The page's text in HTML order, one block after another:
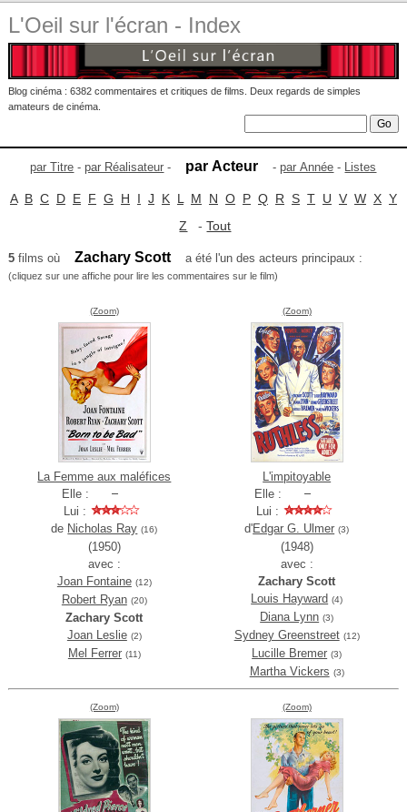
L'Oeil sur l'écran - Index
Blog cinéma : 6382 commentaires et critiques de films. Deux regards de simples
amateurs de cinéma.
par Titre -par Réalisateur - par Acteur -par Année - Listes
A B C D E F G H I J K L M N O P Q R S T U V W X Y
Z -Tout
5films où Zachary Scott a été l'un des acteurs principaux :
(cliquez sur une affiche pour lire les commentaires sur le film)
(Zoom)
La Femme aux maléfices
Elle :
Lui :
de Nicholas Ray (16)
(1950)
avec :
Joan Fontaine (12)
Robert Ryan (20)
Zachary Scott
Joan Leslie (2)
Mel Ferrer (11)
(Zoom)
L'impitoyable
Elle :
Lui :
d'Edgar G. Ulmer (3)
(1948)
avec :
Zachary Scott
Louis Hayward (4)
Diana Lynn (3)
Sydney Greenstreet (12)
Lucille Bremer (3)
Martha Vickers (3)
(Zoom) (Zoom)